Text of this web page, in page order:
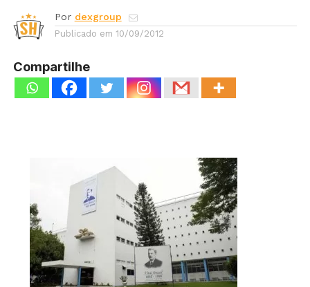
Por dexgroup
Publicado em 10/09/2012
Compartilhe